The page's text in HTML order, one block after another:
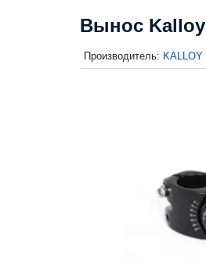
Вынос Kalloy
Производитель: KALLOY